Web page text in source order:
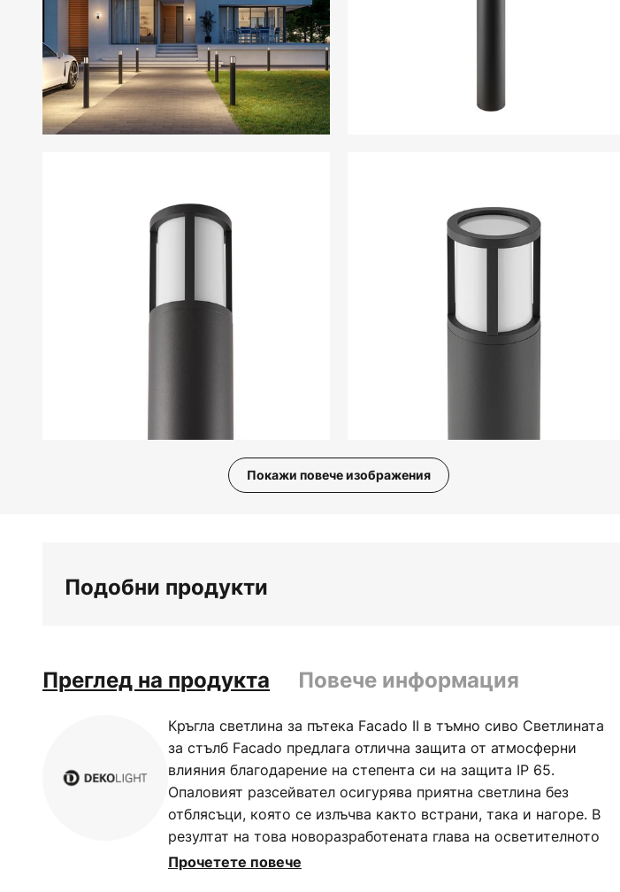
Покажи повече изображения
галерия
Подобни продукти
Преглед на продукта Повече информация
Кръгла светлина за пътека Facado II в тъмно сиво Светлината
за стълб Facado предлага отлична защита от атмосферни
влияния благодарение на степента си на защита IP 65.
Опаловият разсейвател осигурява приятна светлина без
отблясъци, която се излъчва както встрани, така и нагоре. В
резултат на това новоразработената глава на осветителното
тяло осигурява значително подобрена осветеност.
Прочетете повече